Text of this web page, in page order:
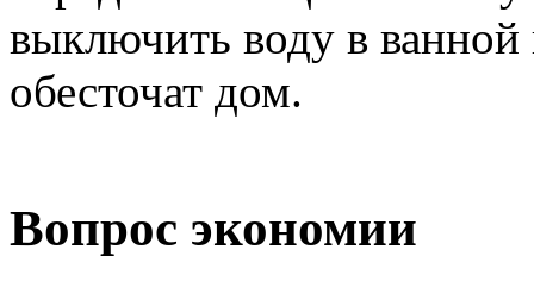
выключить воду в ванной
обесточат дом.
Вопрос экономии